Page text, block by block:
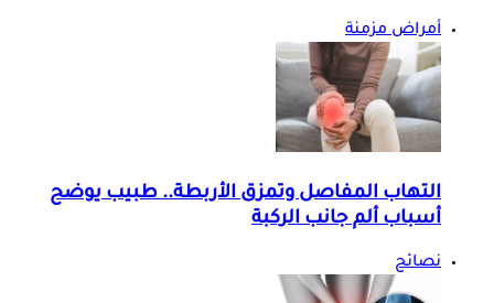
أمراض مزمنة
التهاب المفاصل وتمزق الأربطة.. طبيب يوضح
أسباب ألم جانب الركبة
نصائح